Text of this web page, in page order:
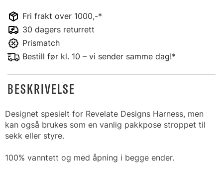
Fri frakt over 1000,-*
30 dagers returrett
Prismatch
Bestill før kl. 10 – vi sender samme dag!*
BESKRIVELSE
Designet spesielt for Revelate Designs Harness, men
kan også brukes som en vanlig pakkpose stroppet til
sekk eller styre.
100% vanntett og med åpning i begge ender.